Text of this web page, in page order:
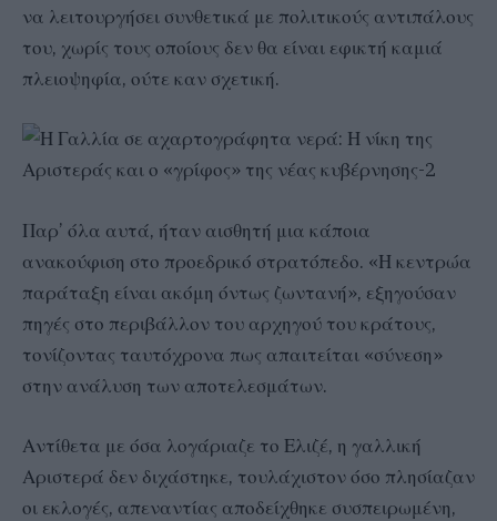
να λειτουργήσει συνθετικά με πολιτικούς αντιπάλους
του, χωρίς τους οποίους δεν θα είναι εφικτή καμιά
πλειοψηφία, ούτε καν σχετική.
Παρ’ όλα αυτά, ήταν αισθητή μια κάποια
ανακούφιση στο προεδρικό στρατόπεδο. «Η κεντρώα
παράταξη είναι ακόμη όντως ζωντανή», εξηγούσαν
πηγές στο περιβάλλον του αρχηγού του κράτους,
τονίζοντας ταυτόχρονα πως απαιτείται «σύνεση»
στην ανάλυση των αποτελεσμάτων.
Αντίθετα με όσα λογάριαζε το Ελιζέ, η γαλλική
Αριστερά δεν διχάστηκε, τουλάχιστον όσο πλησίαζαν
οι εκλογές, απεναντίας αποδείχθηκε συσπειρωμένη,